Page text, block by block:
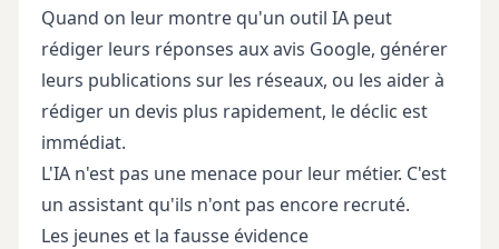
Quand on leur montre qu'un outil IA peut
rédiger leurs réponses aux avis Google, générer
leurs publications sur les réseaux, ou les aider à
rédiger un devis plus rapidement, le déclic est
immédiat.
L'IA n'est pas une menace pour leur métier. C'est
un assistant qu'ils n'ont pas encore recruté.
Les jeunes et la fausse évidence